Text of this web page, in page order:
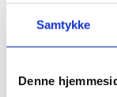
Samtykke
Denne